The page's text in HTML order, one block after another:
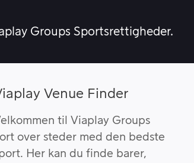
Groups Sportsrettigheder.
Venue Finder
til Viaplay Groups
over steder med den bedste
Her kan du finde barer,